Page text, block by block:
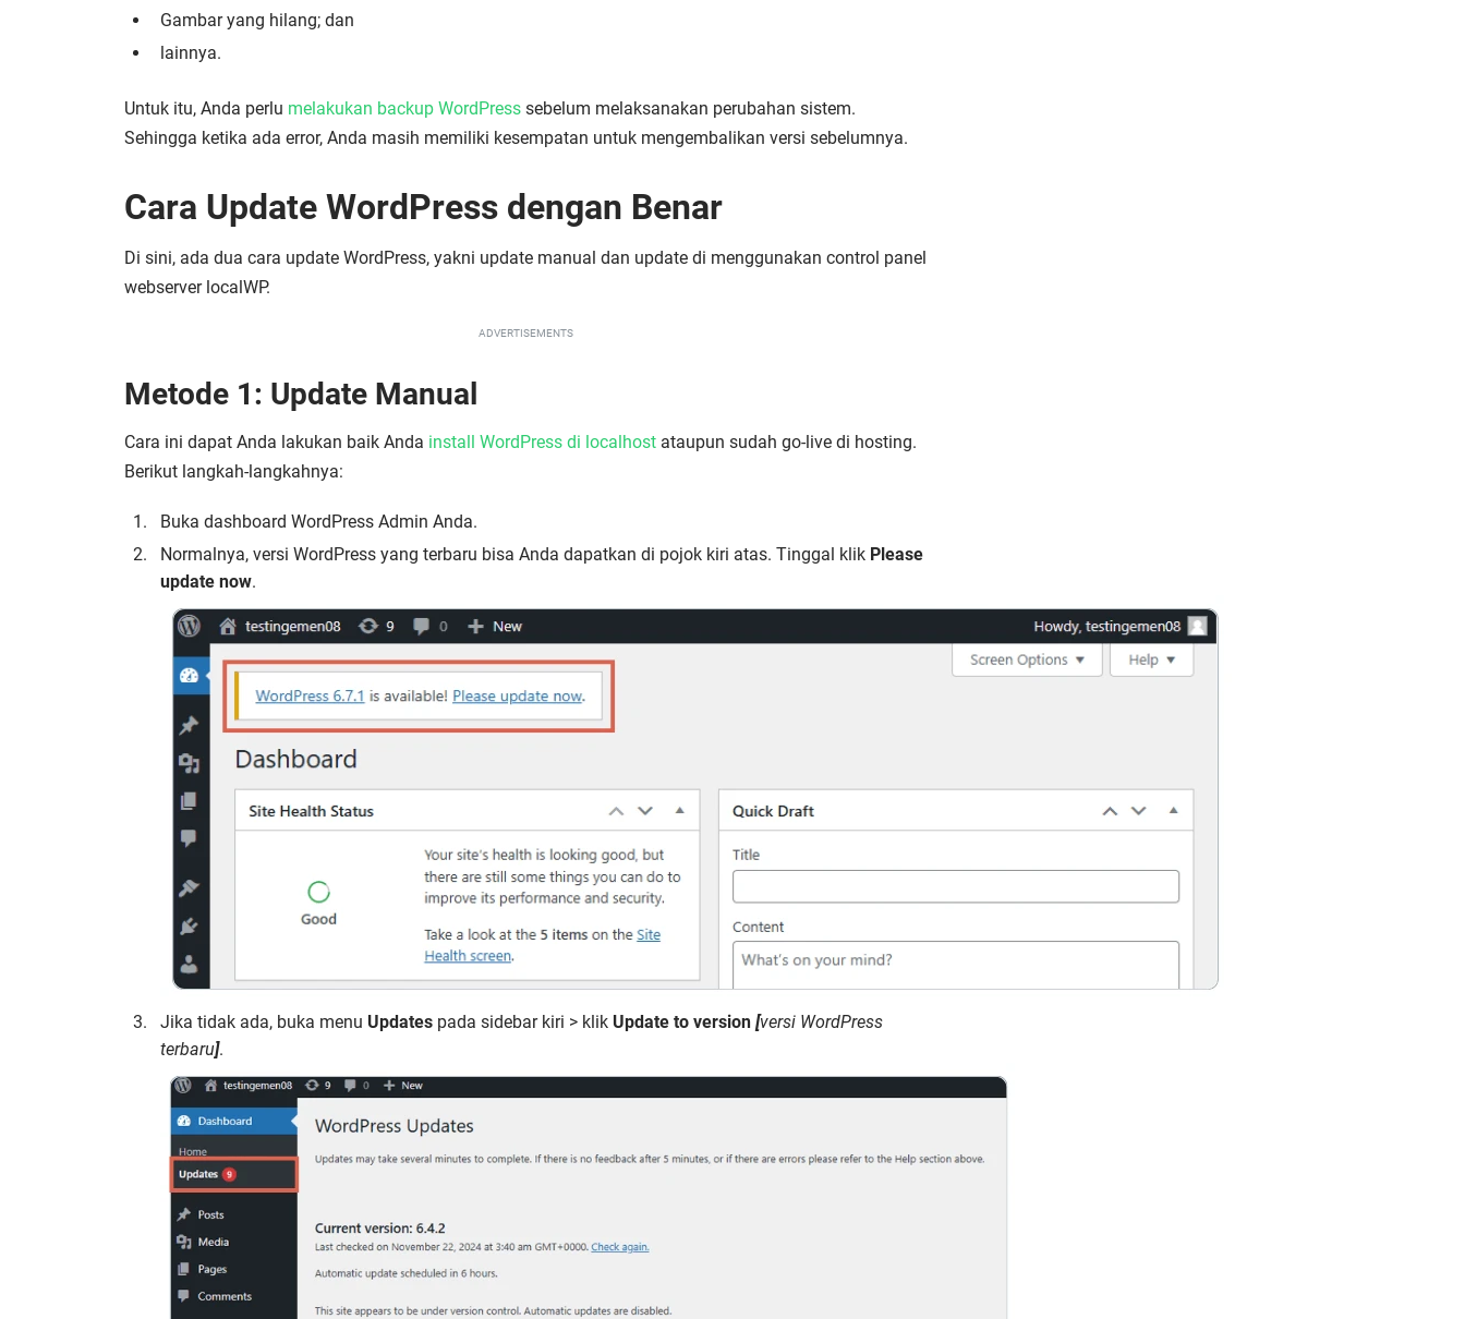
Gambar yang hilang; dan
lainnya.
Untuk itu, Anda perlu melakukan backup WordPress sebelum melaksanakan perubahan sistem.
Sehingga ketika ada error, Anda masih memiliki kesempatan untuk mengembalikan versi sebelumnya.
Cara Update WordPress dengan Benar
Di sini, ada dua cara update WordPress, yakni update manual dan update di menggunakan control panel
webserver localWP.
ADVERTISEMENTS
Metode 1: Update Manual
Cara ini dapat Anda lakukan baik Anda install WordPress di localhost ataupun sudah go-live di hosting.
Berikut langkah-langkahnya:
Buka dashboard WordPress Admin Anda.
Normalnya, versi WordPress yang terbaru bisa Anda dapatkan di pojok kiri atas. Tinggal klik Please
update now.
Jika tidak ada, buka menu Updates pada sidebar kiri > klik Update to version [versi WordPress
terbaru].